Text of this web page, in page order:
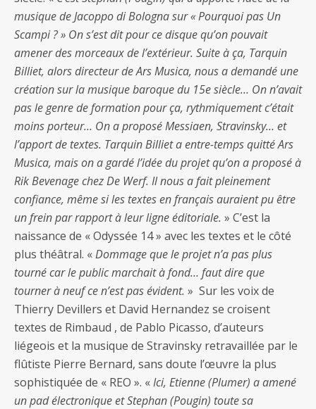
musique de Jacoppo di Bologna sur « Pourquoi pas Un
Scampi ? » On s’est dit pour ce disque qu’on pouvait
amener des morceaux de l’extérieur. Suite à ça, Tarquin
Billiet, alors directeur de Ars Musica, nous a demandé une
création sur la musique baroque du 15e siècle… On n’avait
pas le genre de formation pour ça, rythmiquement c’était
moins porteur… On a proposé Messiaen, Stravinsky… et
l’apport de textes. Tarquin Billiet a entre-temps quitté Ars
Musica, mais on a gardé l’idée du projet qu’on a proposé à
Rik Bevenage chez De Werf. Il nous a fait pleinement
confiance, même si les textes en français auraient pu être
un frein par rapport à leur ligne éditoriale. » C’est la
naissance de « Odyssée 14 » avec les textes et le côté
plus théâtral. «Dommage que le projet n’a pas plus
tourné car le public marchait à fond… faut dire que
tourner à neuf ce n’est pas évident. » Sur les voix de
Thierry Devillers et David Hernandez se croisent
textes de Rimbaud , de Pablo Picasso, d’auteurs
liégeois et la musique de Stravinsky retravaillée par le
flûtiste Pierre Bernard, sans doute l’œuvre la plus
sophistiquée de « REO ». «Ici, Etienne (Plumer) a amené
un pad électronique et Stephan (Pougin) toute sa